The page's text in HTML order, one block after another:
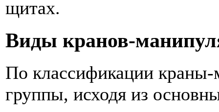
щитах.
Виды кранов-
По классификации краны-
группы, исходя из